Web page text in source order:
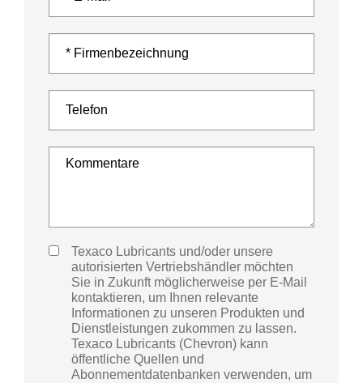
Texaco Lubricants und/oder unsere
autorisierten Vertriebshändler möchten
Sie in Zukunft möglicherweise per E-Mail
kontaktieren, um Ihnen relevante
Informationen zu unseren Produkten und
Dienstleistungen zukommen zu lassen.
Texaco Lubricants (Chevron) kann
öffentliche Quellen und
Abonnementdatenbanken verwenden, um